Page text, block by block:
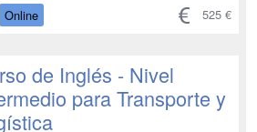
y adquirir aquellas nociones
nos resulten útiles en nuestro
(nivel intermedio) está diseñado
aq...
Online 525 €
de Inglés - Nivel
para Transporte y